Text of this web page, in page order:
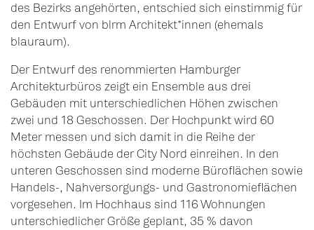
des Bezirks angehörten, entschied sich einstimmig für
den Entwurf von blrm Architekt*innen (ehemals
blauraum).
Der Entwurf des renommierten Hamburger
Architekturbüros zeigt ein Ensemble aus drei
Gebäuden mit unterschiedlichen Höhen zwischen
zwei und 18 Geschossen. Der Hochpunkt wird 60
Meter messen und sich damit in die Reihe der
höchsten Gebäude der City Nord einreihen. In den
unteren Geschossen sind moderne Büroflächen sowie
Handels-, Nahversorgungs- und Gastronomieflächen
vorgesehen. Im Hochhaus sind 116 Wohnungen
unterschiedlicher Größe geplant, 35 % davon